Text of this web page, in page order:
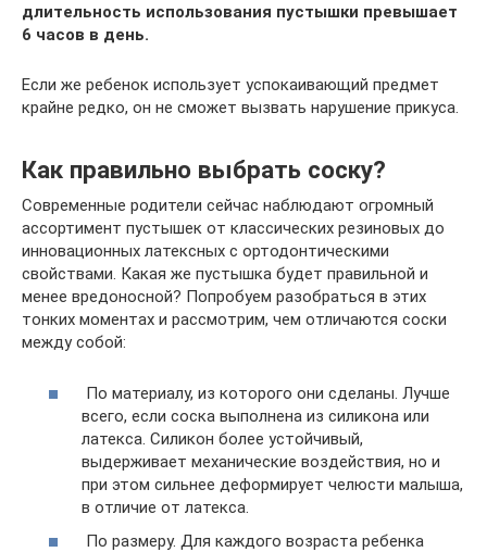
длительность использования пустышки превышает
6 часов в день.
Если же ребенок использует успокаивающий предмет
крайне редко, он не сможет вызвать нарушение прикуса.
Как правильно выбрать соску?
Современные родители сейчас наблюдают огромный
ассортимент пустышек от классических резиновых до
инновационных латексных с ортодонтическими
свойствами. Какая же пустышка будет правильной и
менее вредоносной? Попробуем разобраться в этих
тонких моментах и рассмотрим, чем отличаются соски
между собой:
По материалу, из которого они сделаны. Лучше
всего, если соска выполнена из силикона или
латекса. Силикон более устойчивый,
выдерживает механические воздействия, но и
при этом сильнее деформирует челюсти малыша,
в отличие от латекса.
По размеру. Для каждого возраста ребенка